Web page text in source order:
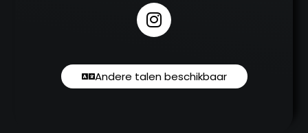
Andere talen beschikbaar